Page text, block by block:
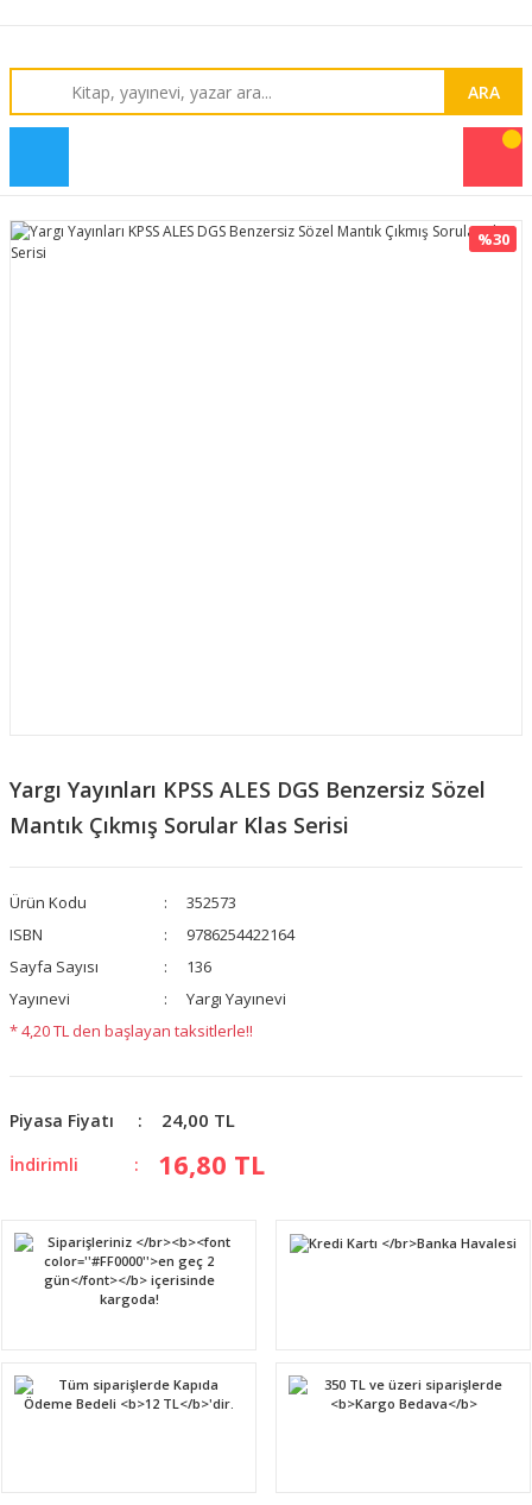
ARA
%30
​​Yargı Yayınları KPSS ALES DGS Benzersiz Sözel
Mantık Çıkmış Sorular Klas Serisi
Ürün Kodu
352573
ISBN
9786254422164
Sayfa Sayısı
136
Yayınevi
Yargı Yayınevi
* 4,20 TL den başlayan taksitlerle!!
Piyasa Fiyatı 24,00 TL
İndirimli 16,80 TL